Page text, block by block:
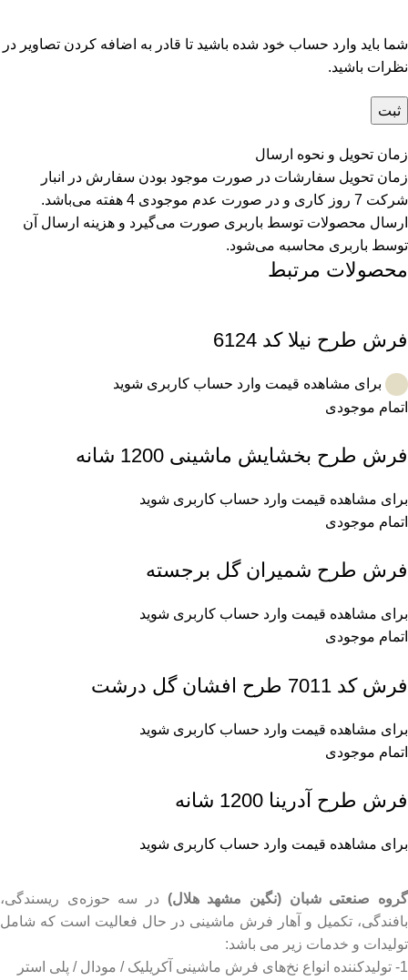
شما باید وارد حساب خود شده باشید تا قادر به اضافه کردن تصاویر در
نظرات باشید.
زمان تحویل و نحوه ارسال
زمان تحویل سفارشات در صورت موجود بودن سفارش در انبار
شرکت 7 روز کاری و در صورت عدم موجودی 4 هفته می‌باشد.
ارسال محصولات توسط باربری صورت می‌گیرد و هزینه ارسال آن
توسط باربری محاسبه می‌شود.
محصولات مرتبط
فرش طرح نیلا کد 6124
برای مشاهده قیمت وارد حساب کاربری شوید
اتمام موجودی
فرش طرح بخشایش ماشینی 1200 شانه
برای مشاهده قیمت وارد حساب کاربری شوید
اتمام موجودی
فرش طرح شمیران گل برجسته
برای مشاهده قیمت وارد حساب کاربری شوید
اتمام موجودی
فرش کد 7011 طرح افشان گل درشت
برای مشاهده قیمت وارد حساب کاربری شوید
اتمام موجودی
فرش طرح آدرینا 1200 شانه
برای مشاهده قیمت وارد حساب کاربری شوید
گروه صنعتی شبان (نگین مشهد هلال) در سه حوزه‌ی ریسندگی،
بافندگی، تکمیل و آهار فرش ماشینی در حال فعالیت است که شامل
تولیدات و خدمات زیر می باشد:
1- تولیدکننده انواع نخ‌های فرش ماشینی آکریلیک / مودال / پلی استر